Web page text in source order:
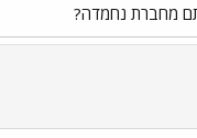
מחברת נחמדה?